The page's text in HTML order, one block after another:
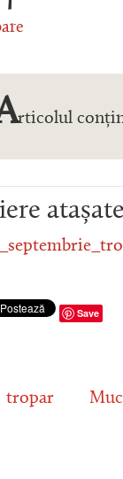
rticolul
Save
tropar